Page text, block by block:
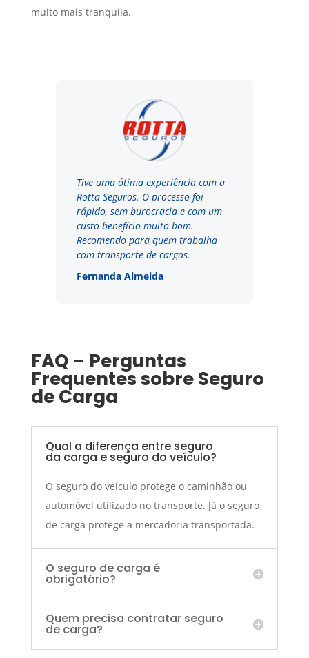
muito mais tranquila.
Tive uma ótima experiência com a
Rotta Seguros. O processo foi
rápido, sem burocracia e com um
custo-benefício muito bom.
Recomendo para quem trabalha
com transporte de cargas.
Fernanda Almeida
FAQ – Perguntas
Frequentes sobre Seguro
de Carga
Qual a diferença entre seguro
da carga e seguro do veículo?
O seguro do veículo protege o caminhão ou
automóvel utilizado no transporte. Já o seguro
de carga protege a mercadoria transportada.
O seguro de carga é
obrigatório?
Quem precisa contratar seguro
de carga?